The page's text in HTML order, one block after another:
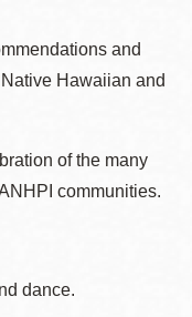
and
Hawaiian and
of the many
communities.
dance.